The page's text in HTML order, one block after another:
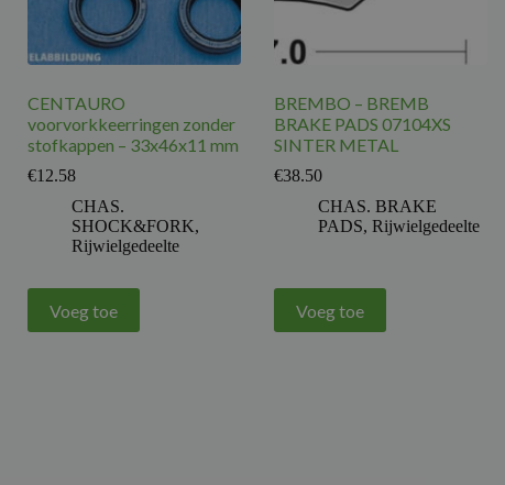
CENTAURO
voorvorkkeerringen zonder
stofkappen – 33x46x11 mm
€12.58
CHAS.
SHOCK&FORK,
Rijwielgedeelte
Voeg toe
BREMBO – BREMB
BRAKE PADS 07104XS
SINTER METAL
€38.50
CHAS. BRAKE
PADS,Rijwielgedeelte
Voeg toe